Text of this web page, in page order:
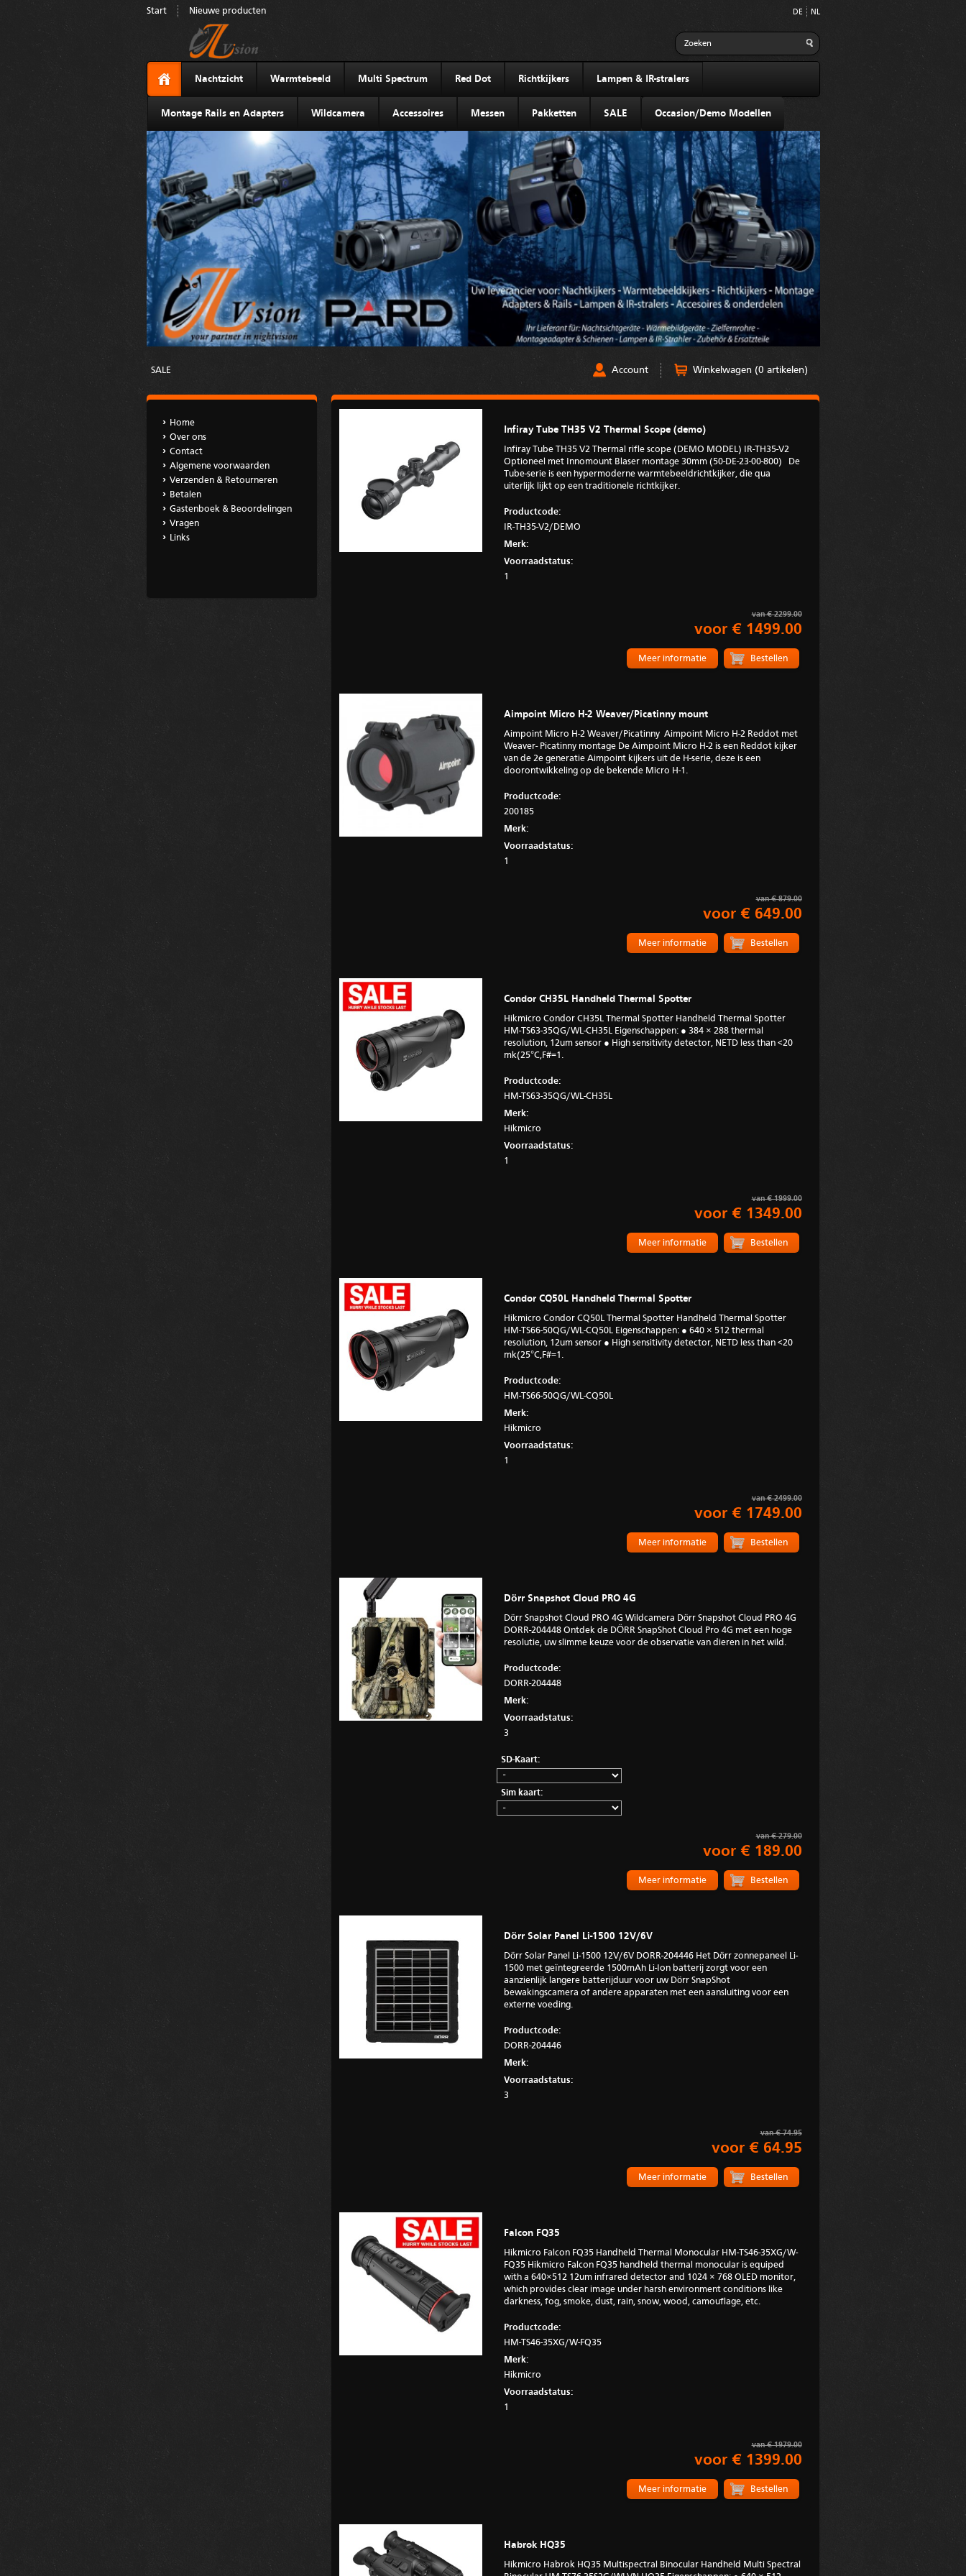
Start Nieuwe producten DE NL
Nachtzicht Warmtebeeld Multi Spectrum Red Dot Richtkijkers Lampen & IR-stralers
Montage Rails en Adapters Wildcamera Accessoires Messen Pakketten SALE Occasion/Demo Modellen
SALE Account Winkelwagen (0 artikelen)
Home
Over ons
Contact
Algemene voorwaarden
Verzenden & Retourneren
Betalen
Gastenboek & Beoordelingen
Vragen
Links
Infiray Tube TH35 V2 Thermal Scope (demo)
Infiray Tube TH35 V2 Thermal rifle scope (DEMO MODEL) IR-TH35-V2
Optioneel met Innomount Blaser montage 30mm (50-DE-23-00-800) De
Tube-serie is een hypermoderne warmtebeeldrichtkijker, die qua
uiterlijk lijkt op een traditionele richtkijker.
Productcode:
IR-TH35-V2/DEMO
Merk:
Voorraadstatus:
1
van € 2299.00
voor € 1499.00
Meer informatie
Aimpoint Micro H-2 Weaver/Picatinny mount
Aimpoint Micro H-2 Weaver/Picatinny Aimpoint Micro H-2 Reddot met
Weaver- Picatinny montage De Aimpoint Micro H-2 is een Reddot kijker
van de 2e generatie Aimpoint kijkers uit de H-serie, deze is een
doorontwikkeling op de bekende Micro H-1.
Productcode:
200185
Merk:
Voorraadstatus:
1
van € 879.00
voor € 649.00
Meer informatie
Condor CH35L Handheld Thermal Spotter
Hikmicro Condor CH35L Thermal Spotter Handheld Thermal Spotter
HM-TS63-35QG/WL-CH35L Eigenschappen: ● 384 × 288 thermal
resolution, 12um sensor ● High sensitivity detector, NETD less than <20
mk(25°C,F#=1.
Productcode:
HM-TS63-35QG/WL-CH35L
Merk:
Hikmicro
Voorraadstatus:
1
van € 1999.00
voor € 1349.00
Meer informatie
Condor CQ50L Handheld Thermal Spotter
Hikmicro Condor CQ50L Thermal Spotter Handheld Thermal Spotter
HM-TS66-50QG/WL-CQ50L Eigenschappen: ● 640 × 512 thermal
resolution, 12um sensor ● High sensitivity detector, NETD less than <20
mk(25°C,F#=1.
Productcode:
HM-TS66-50QG/WL-CQ50L
Merk:
Hikmicro
Voorraadstatus:
1
van € 2499.00
voor € 1749.00
Meer informatie
Dörr Snapshot Cloud PRO 4G
Dörr Snapshot Cloud PRO 4G Wildcamera Dörr Snapshot Cloud PRO 4G
DORR-204448 Ontdek de DÖRR SnapShot Cloud Pro 4G met een hoge
resolutie, uw slimme keuze voor de observatie van dieren in het wild.
Productcode:
DORR-204448
Merk:
Voorraadstatus:
3
SD-Kaart:
Sim kaart:
van € 279.00
voor € 189.00
Meer informatie
Dörr Solar Panel Li-1500 12V/6V
Dörr Solar Panel Li-1500 12V/6V DORR-204446 Het Dörr zonnepaneel Li-
1500 met geïntegreerde 1500mAh Li-Ion batterij zorgt voor een
aanzienlijk langere batterijduur voor uw Dörr SnapShot
bewakingscamera of andere apparaten met een aansluiting voor een
externe voeding.
Productcode:
DORR-204446
Merk:
Voorraadstatus:
3
van € 74.95
voor € 64.95
Meer informatie
Falcon FQ35
Hikmicro Falcon FQ35 Handheld Thermal Monocular HM-TS46-35XG/W-
FQ35 Hikmicro Falcon FQ35 handheld thermal monocular is equiped
with a 640×512 12um infrared detector and 1024 × 768 OLED monitor,
which provides clear image under harsh environment conditions like
darkness, fog, smoke, dust, rain, snow, wood, camouflage, etc.
Productcode:
HM-TS46-35XG/W-FQ35
Merk:
Hikmicro
Voorraadstatus:
1
van € 1979.00
voor € 1399.00
Meer informatie
Habrok HQ35
Hikmicro Habrok HQ35 Multispectral Binocular Handheld Multi Spectral